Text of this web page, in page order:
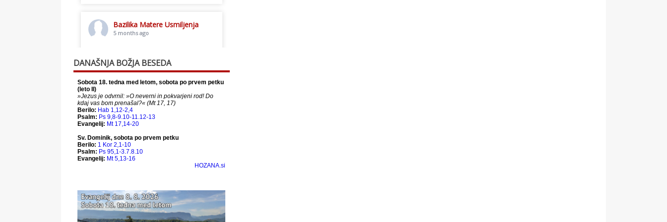
Bazilika Matere Usmiljenja
5 months ago
This content isn't available right
now
When this happens, it's usually
because the owner only shared it
with a small group of people,
changed who can see it or it's been
View on Facebook ·
12 months ago
Že 125 let - za vas.
www.bazilika.info/125-letnica-
DANAŠNJA BOŽJA BESEDA